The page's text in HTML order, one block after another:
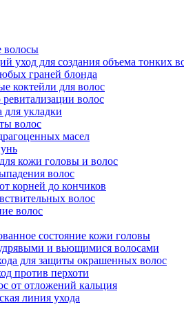
волосы
уход для создания объема тонких
граней блонда
коктейли для волос
волос
для укладки
волос
масел
кожи головы и волос
волос
корней до кончиков
волос
волос
состояние кожи головы
и вьющимися волосами
для защиты окрашенных волос
против перхоти
от отложений кальция
линия ухода